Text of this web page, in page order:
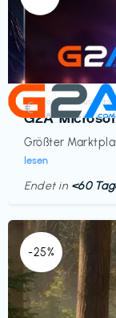
Elektronik &
G2A
Größter
lesen
€‎
Endet in <60
-25%